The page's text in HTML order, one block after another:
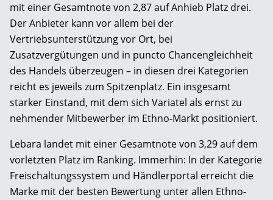
mit einer Gesamtnote von 2,87 auf Anhieb Platz drei.
Der Anbieter kann vor allem bei der
Vertriebsunterstützung vor Ort, bei
Zusatzvergütungen und in puncto Chancengleichheit
des Handels überzeugen – in diesen drei Kategorien
reicht es jeweils zum Spitzenplatz. Ein insgesamt
starker Einstand, mit dem sich Variatel als ernst zu
nehmender Mitbewerber im Ethno-Markt positioniert.
Lebara landet mit einer Gesamtnote von 3,29 auf dem
vorletzten Platz im Ranking. Immerhin: In der Kategorie
Freischaltungssystem und Händlerportal erreicht die
Marke mit der besten Bewertung unter allen Ethno-